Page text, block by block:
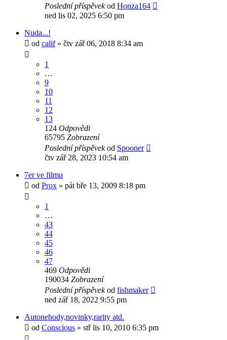
Poslední příspěvekod Honza164
ned lis 02, 2025 6:50 pm
Nuda...!
od calif» čtv zář 06, 2018 8:34 am
1
…
9
10
11
12
13
124 Odpovědi
65795 Zobrazení
Poslední příspěvekod Spooner
čtv zář 28, 2023 10:54 am
7er ve filmu
od Prox » pát bře 13, 2009 8:18 pm
1
…
43
44
45
46
47
469 Odpovědi
190034 Zobrazení
Poslední příspěvekod fishmaker
ned zář 18, 2022 9:55 pm
Autonehody,novinky,rarity atd.
od Conscious » stř lis 10, 2010 6:35 pm